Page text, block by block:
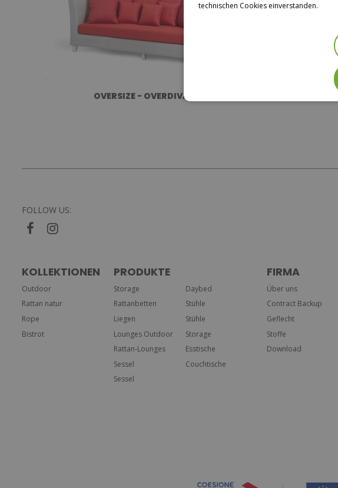
OVERSIZE - OVERDIVANO
FOLLOW US:
KOLLEKTIONEN
Outdoor
Rattan natur
Rope
Bistrot
PRODUKTE
Storage
Rattanbetten
Liegen
Lounges Outdoor
Rattan-Lounges
Sessel
Sessel
Daybed
Stühle
Stühle
Storage
Esstische
Couchtische
FIRMA
Über uns
Contract Backup
Geflecht
Stoffe
Download
technischen Cookies einverstanden.